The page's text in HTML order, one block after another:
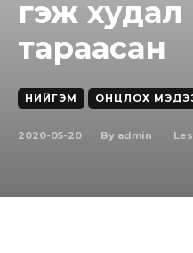
гэж
тараасан
НИЙГЭМ ОНЦЛОХ
2020-05-20 By admin